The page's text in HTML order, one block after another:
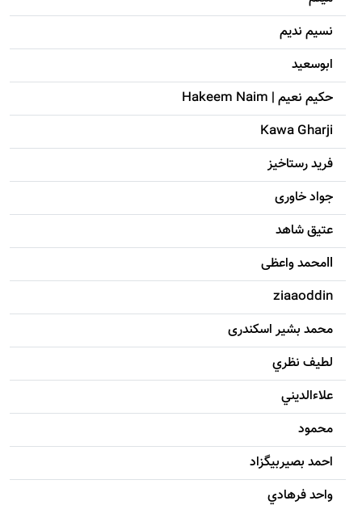
نسیم ندیم
ابوسعيد
حکيم نعيم | Hakeem Naim
Kawa Gharji
فرید رستاخیز
جواد خاوری
عتیق شاهد
llمحمد واعظی
ziaaoddin
محمد بشیر اسکندری
لطيف نظري
علاءالديني
محمود
احمد بصيربيگزاد
واحد فرهادي